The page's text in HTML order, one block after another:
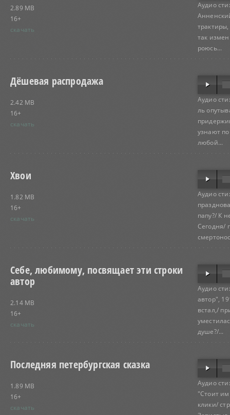
2.89 MB
16+
скачать
Аудио
так
роюсь...
Дёшевая распродажа
2.42 MB
16+
скачать
Аудио
ль
узнают
любой...
Хвои
1.82 MB
16+
скачать
Аудио
папу?/ К
Сегодня/
Себе, любимому, посвящает эти строки
автор
2.14 MB
16+
скачать
Аудио
автор",
встал,/
душе?/...
Последняя петербургская сказка
1.89 MB
16+
скачать
Аудио
"Стоит
клики/